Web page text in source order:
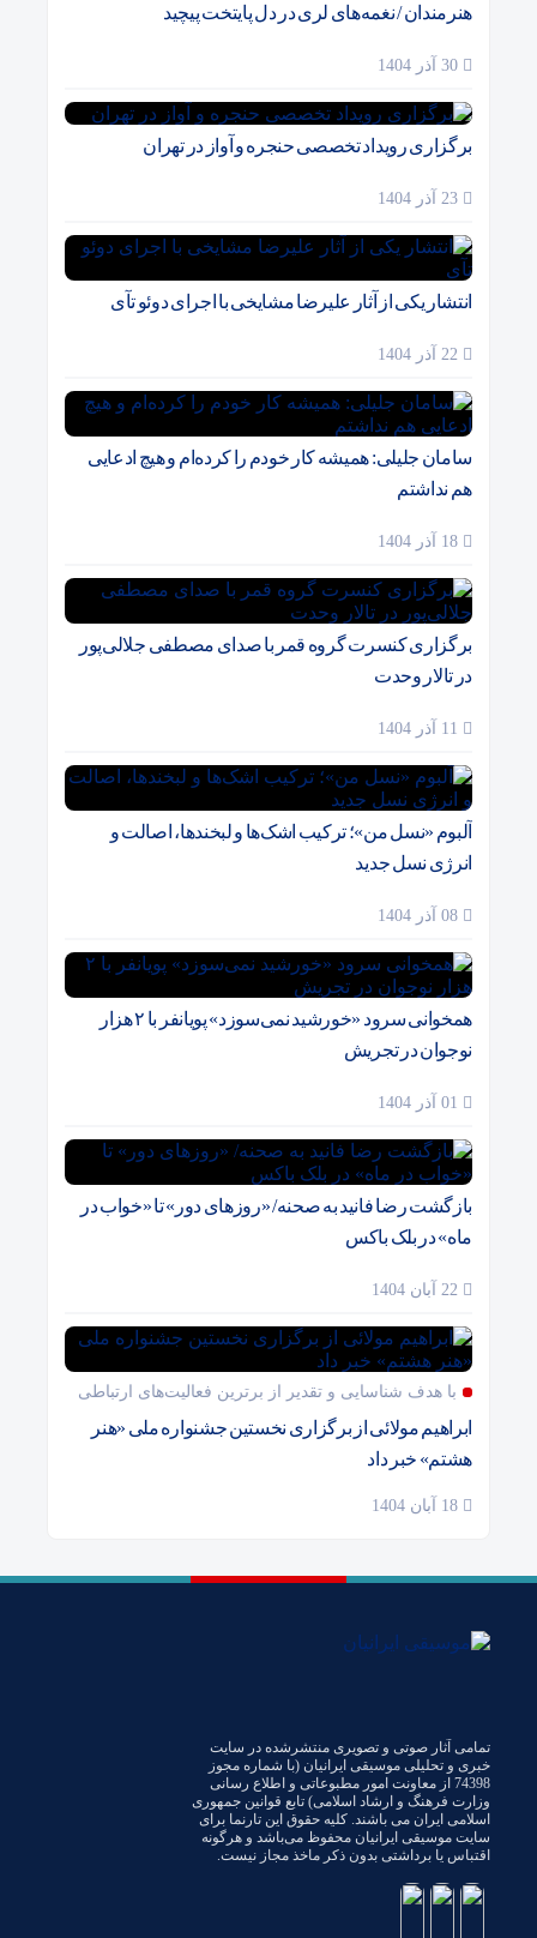
هنرمندان / نغمه‌های لری در دل پایتخت پیچید
برگزاری رویداد تخصصی حنجره و آواز در تهران
انتشار یکی از آثار علیرضا مشایخی با اجرای دوئو تآی
سامان جلیلی: همیشه کار خودم را کرده‌ام و هیچ ادعایی
هم نداشتم
برگزاری کنسرت گروه قمر با صدای مصطفی جلالی‌پور
در تالار وحدت
آلبوم «نسل من»؛ ترکیب اشک‌ها و لبخندها، اصالت و
انرژی نسل جدید
همخوانی سرود «خورشید نمی‌سوزد» پویانفر با ۲ هزار
نوجوان در تجریش
بازگشت رضا فانید به صحنه/ «روزهای دور» تا «خواب در
ماه» در بلک باکس
با هدف شناسایی و تقدیر از برترین فعالیت‌های ارتباطی
ابراهیم مولائی از برگزاری نخستین جشنواره ملی «هنر
هشتم» خبر داد
تمامی آثار صوتی و تصویری منتشرشده در سایت
خبری و تحلیلی موسیقی ایرانیان (با شماره مجوز
74398 از معاونت امور مطبوعاتی و اطلاع رسانی
وزارت فرهنگ و ارشاد اسلامی) تابع قوانین جمهوری
اسلامی ایران می باشند. کلیه حقوق این تارنما برای
سایت موسیقی ایرانیان محفوظ می‌باشد و هرگونه
اقتباس یا برداشتی بدون ذکر ماخذ مجاز نیست.